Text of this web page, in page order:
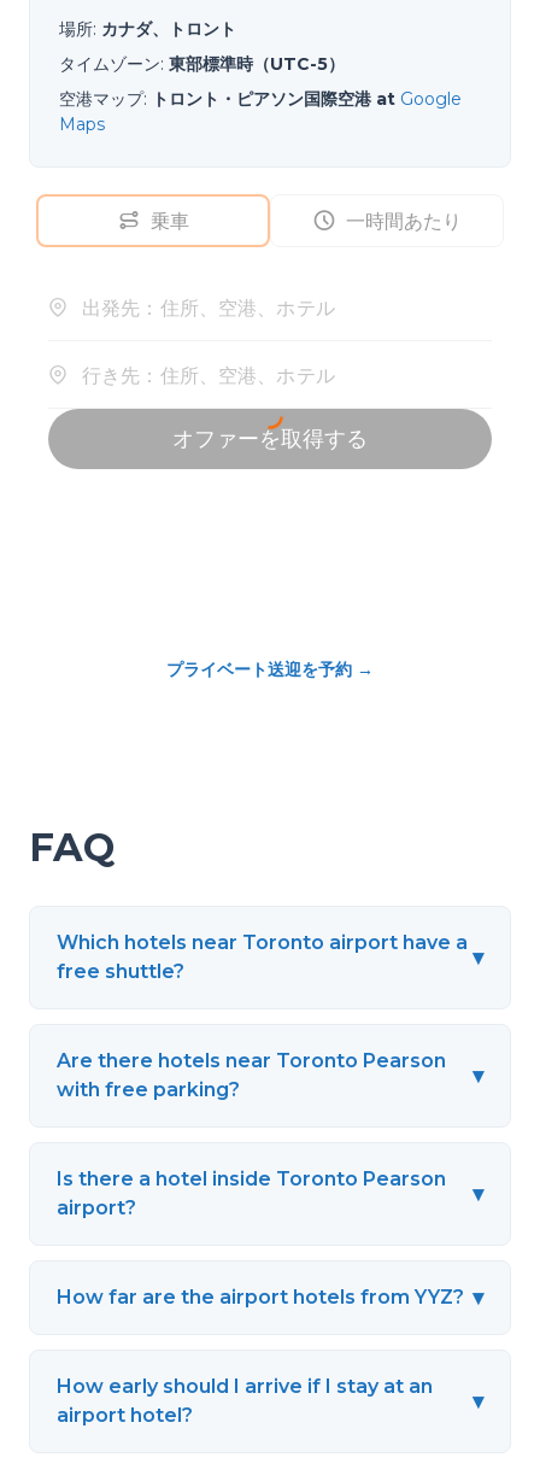
場所: カナダ、トロント
タイムゾーン: 東部標準時（UTC-5）
空港マップ: トロント・ピアソン国際空港 at Google
Maps
プライベート送迎を予約 →
FAQ
Which hotels near Toronto airport have a
free shuttle?
▾
Are there hotels near Toronto Pearson
with free parking?
▾
Is there a hotel inside Toronto Pearson
airport?
▾
How far are the airport hotels from YYZ? ▾
How early should I arrive if I stay at an
airport hotel?
▾